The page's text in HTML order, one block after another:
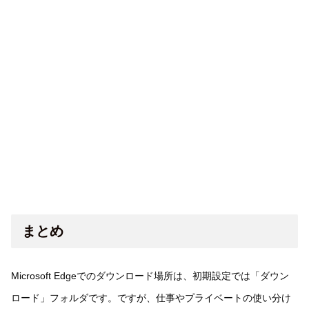
まとめ
Microsoft Edgeでのダウンロード場所は、初期設定では「ダウン
ロード」フォルダです。ですが、仕事やプライベートの使い分け